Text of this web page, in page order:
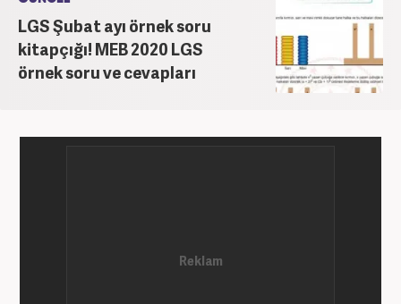
LGS Şubat ayı örnek soru
kitapçığı! MEB 2020 LGS
örnek soru ve cevapları